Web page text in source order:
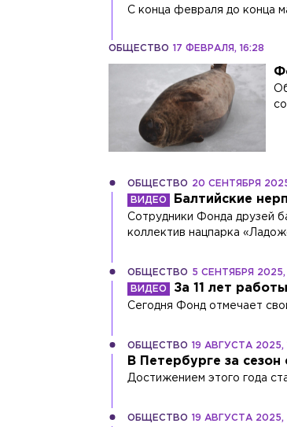
С конца февраля до конца
ОБЩЕСТВО 17 ФЕВРАЛЯ, 16:28
ОБЩЕСТВО 20 СЕНТЯБРЯ
Балтийские
Сотрудники Фонда друзей
коллектив нацпарка
ОБЩЕСТВО 5 СЕНТЯБРЯ 2025,
За 11 лет
Сегодня Фонд отмечает
ОБЩЕСТВО 19 АВГУСТА 2025,
В Петербурге за
Достижением этого года
ОБЩЕСТВО 19 АВГУСТА 2025,